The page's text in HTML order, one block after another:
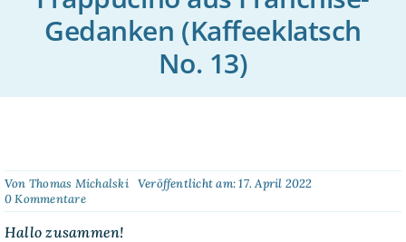
DORP-TV
Downloads
Gedanken (Kaffeeklatsch
No. 13)
Von Thomas Michalski
Veröffentlicht am: 17. April 2022
0 Kommentareon
DORPCast
201:
Hallo zusammen!